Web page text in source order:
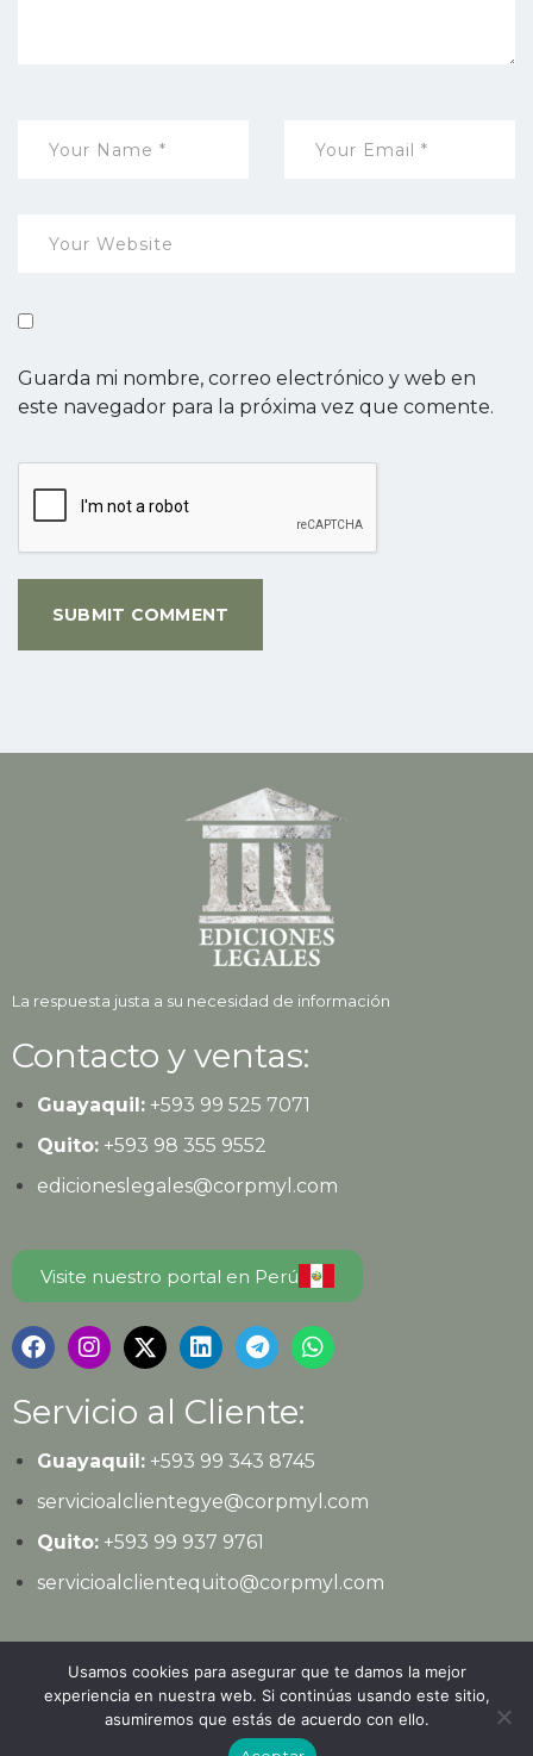
Guarda mi nombre, correo electrónico y web en
este navegador para la próxima vez que comente.
La respuesta justa a su necesidad de información
Contacto y ventas:
Guayaquil:+593 99 525 7071
Quito:+593 98 355 9552
edicioneslegales@corpmyl.com
Visite nuestro portal en Perú
Servicio al Cliente:
Guayaquil:+593 99 343 8745
servicioalclientegye@corpmyl.com
Quito:+593 99 937 9761
servicioalclientequito@corpmyl.com
Política de protección de datos personales
Ediciones Legales| Todos los derechos
Usamos cookies para asegurar que te damos la mejor
experiencia en nuestra web. Si continúas usando este sitio,
asumiremos que estás de acuerdo con ello.